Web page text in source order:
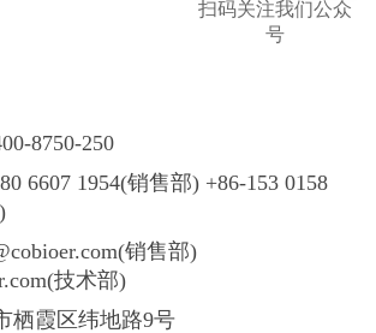
扫码关注我们公众
号
8750-250
6607 1954(销售部) +86-153 0158
销售部)
技术部)
栖霞区纬地路9号